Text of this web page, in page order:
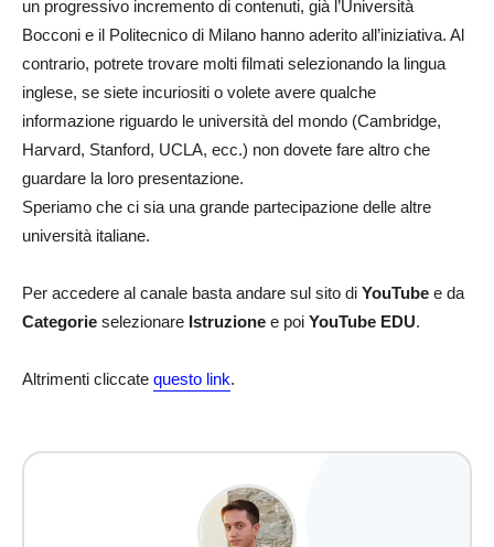
un progressivo incremento di contenuti, già l’Università
Bocconi e il Politecnico di Milano hanno aderito all’iniziativa. Al
contrario, potrete trovare molti filmati selezionando la lingua
inglese, se siete incuriositi o volete avere qualche
informazione riguardo le università del mondo (Cambridge,
Harvard, Stanford, UCLA, ecc.) non dovete fare altro che
guardare la loro presentazione.
Speriamo che ci sia una grande partecipazione delle altre
università italiane.
Per accedere al canale basta andare sul sito di YouTube e da
Categorie selezionare Istruzione e poi YouTube EDU.
Altrimenti cliccate questo link.